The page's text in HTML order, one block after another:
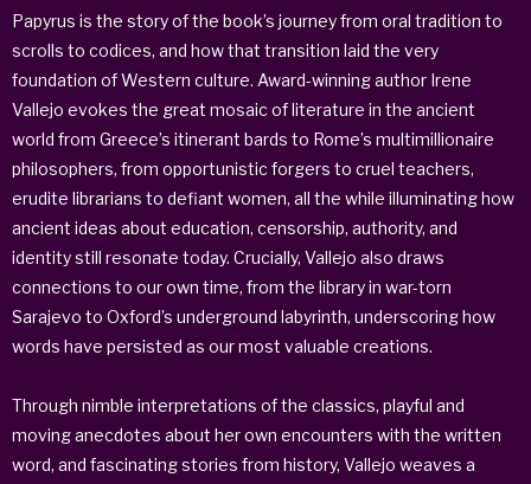
Papyrus is the story of the book’s journey from oral tradition to
scrolls to codices, and how that transition laid the very
foundation of Western culture. Award-winning author Irene
Vallejo evokes the great mosaic of literature in the ancient
world from Greece’s itinerant bards to Rome’s multimillionaire
philosophers, from opportunistic forgers to cruel teachers,
erudite librarians to defiant women, all the while illuminating how
ancient ideas about education, censorship, authority, and
identity still resonate today. Crucially, Vallejo also draws
connections to our own time, from the library in war-torn
Sarajevo to Oxford’s underground labyrinth, underscoring how
words have persisted as our most valuable creations.
Through nimble interpretations of the classics, playful and
moving anecdotes about her own encounters with the written
word, and fascinating stories from history, Vallejo weaves a